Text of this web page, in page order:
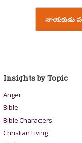
నాయకుడు
Insights by Topic
Anger
Bible
Bible Characters
Christian Living